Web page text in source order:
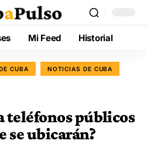
Mi Feed Historial
CUBA NOTICIAS DE CUBA
teléfonos públicos
se ubicarán?